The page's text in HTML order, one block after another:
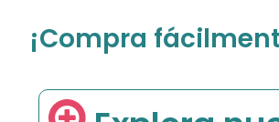
¡Compra